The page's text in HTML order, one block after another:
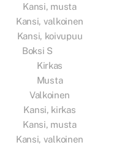
Kansi, musta
Kansi, valkoinen
Kansi, koivupuu
Boksi S
Kirkas
Musta
Valkoinen
Kansi, kirkas
Kansi, musta
Kansi, valkoinen